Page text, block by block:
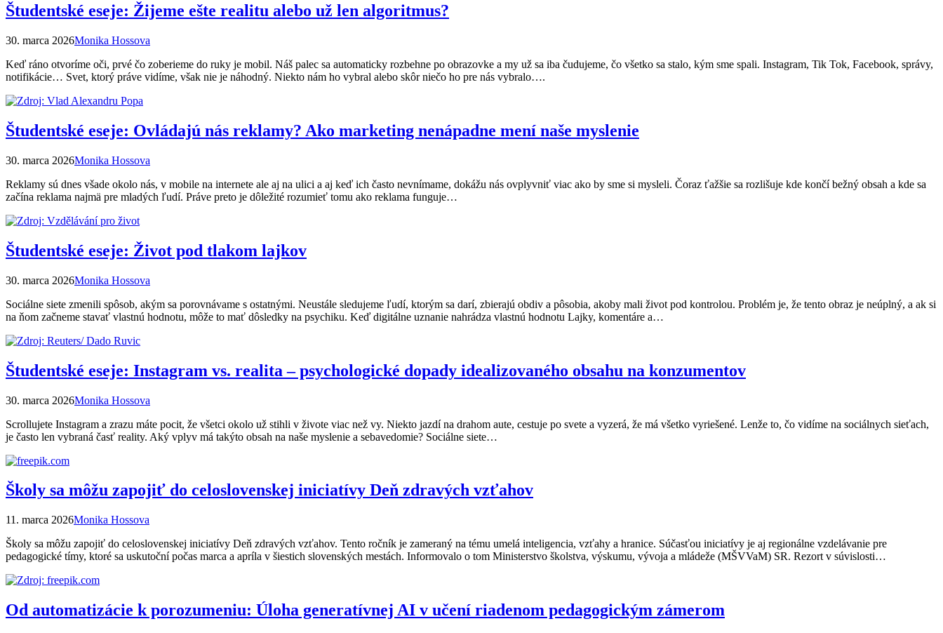
Študentské eseje: Žijeme ešte realitu alebo už len algoritmus?
30. marca 2026Monika Hossova
Keď ráno otvoríme oči, prvé čo zoberieme do ruky je mobil. Náš palec sa automaticky rozbehne po obrazovke a my už sa iba čudujeme, čo všetko sa stalo, kým sme spali. Instagram, Tik Tok, Facebook, správy,
notifikácie… Svet, ktorý práve vidíme, však nie je náhodný. Niekto nám ho vybral alebo skôr niečo ho pre nás vybralo….
Študentské eseje: Ovládajú nás reklamy? Ako marketing nenápadne mení naše myslenie
30. marca 2026Monika Hossova
Reklamy sú dnes všade okolo nás, v mobile na internete ale aj na ulici a aj keď ich často nevnímame, dokážu nás ovplyvniť viac ako by sme si mysleli. Čoraz ťažšie sa rozlišuje kde končí bežný obsah a kde sa
začína reklama najmä pre mladých ľudí. Práve preto je dôležité rozumieť tomu ako reklama funguje…
Študentské eseje: Život pod tlakom lajkov
30. marca 2026Monika Hossova
Sociálne siete zmenili spôsob, akým sa porovnávame s ostatnými. Neustále sledujeme ľudí, ktorým sa darí, zbierajú obdiv a pôsobia, akoby mali život pod kontrolou. Problém je, že tento obraz je neúplný, a ak si
na ňom začneme stavať vlastnú hodnotu, môže to mať dôsledky na psychiku. Keď digitálne uznanie nahrádza vlastnú hodnotu Lajky, komentáre a…
Študentské eseje: Instagram vs. realita – psychologické dopady idealizovaného obsahu na konzumentov
30. marca 2026Monika Hossova
Scrollujete Instagram a zrazu máte pocit, že všetci okolo už stihli v živote viac než vy. Niekto jazdí na drahom aute, cestuje po svete a vyzerá, že má všetko vyriešené. Lenže to, čo vidíme na sociálnych sieťach,
je často len vybraná časť reality. Aký vplyv má takýto obsah na naše myslenie a sebavedomie? Sociálne siete…
Školy sa môžu zapojiť do celoslovenskej iniciatívy Deň zdravých vzťahov
11. marca 2026Monika Hossova
Školy sa môžu zapojiť do celoslovenskej iniciatívy Deň zdravých vzťahov. Tento ročník je zameraný na tému umelá inteligencia, vzťahy a hranice. Súčasťou iniciatívy je aj regionálne vzdelávanie pre
pedagogické tímy, ktoré sa uskutoční počas marca a apríla v šiestich slovenských mestách. Informovalo o tom Ministerstvo školstva, výskumu, vývoja a mládeže (MŠVVaM) SR. Rezort v súvislosti…
Od automatizácie k porozumeniu: Úloha generatívnej AI v učení riadenom pedagogickým zámerom